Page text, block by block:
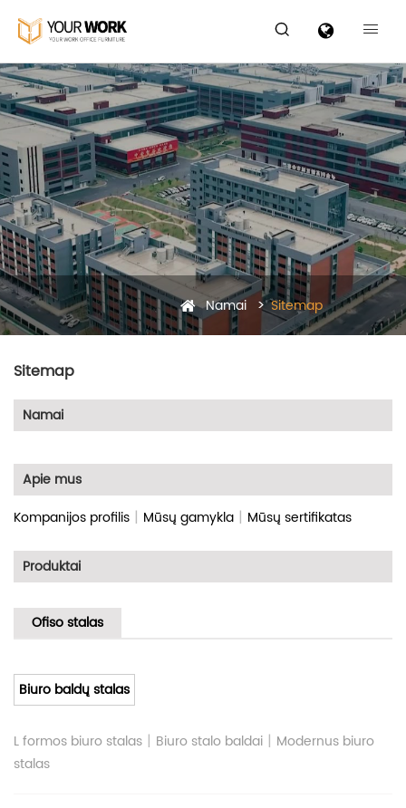
 
Namai Sitemap
Sitemap
Namai
Apie mus
Kompanijos profilis | Mūsų gamykla | Mūsų sertifikatas
Produktai
Ofiso stalas
Biuro baldų stalas
L formos biuro stalas | Biuro stalo baldai | Modernus biuro
stalas